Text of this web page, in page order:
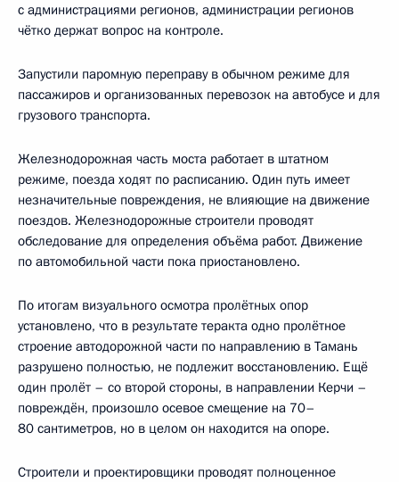
с администрациями регионов, администрации регионов
чётко держат вопрос на контроле.
Запустили паромную переправу в обычном режиме для
пассажиров и организованных перевозок на автобусе и для
грузового транспорта.
Железнодорожная часть моста работает в штатном
режиме, поезда ходят по расписанию. Один путь имеет
незначительные повреждения, не влияющие на движение
поездов. Железнодорожные строители проводят
обследование для определения объёма работ. Движение
по автомобильной части пока приостановлено.
По итогам визуального осмотра пролётных опор
установлено, что в результате теракта одно пролётное
строение автодорожной части по направлению в Тамань
разрушено полностью, не подлежит восстановлению. Ещё
один пролёт – со второй стороны, в направлении Керчи –
повреждён, произошло осевое смещение на 70–
80 сантиметров, но в целом он находится на опоре.
Строители и проектировщики проводят полноценное